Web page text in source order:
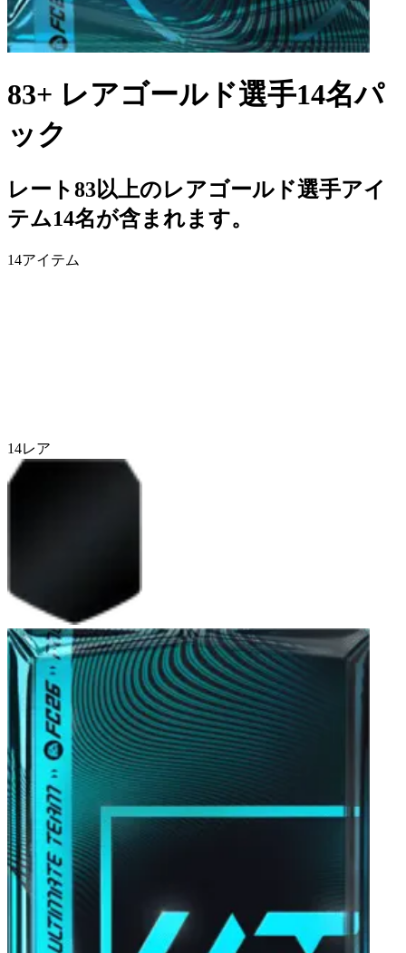
83+ レアゴールド選手14名パ
ック
レート83以上のレアゴールド選手アイ
テム14名が含まれます。
14アイテム
14レア